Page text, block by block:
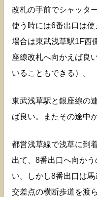
改札の手前でシャッタ
使う時には6番出口は
場合は東武浅草駅1F西
座線改札へ向かえば良
いることもできる）。
東武浅草駅と銀座線の
ば良い。またその途中
都営浅草線で浅草に到
出て、8番出口へ向か
い。しかし8番出口は
交差点の横断歩道を渡